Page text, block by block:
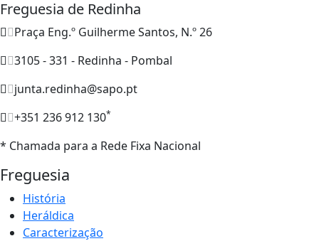
Freguesia de Redinha
Praça Eng.º Guilherme Santos, N.º 26
3105 - 331 - Redinha - Pombal
junta.redinha@sapo.pt
+351 236 912 130*
* Chamada para a Rede Fixa Nacional
Freguesia
História
Heráldica
Caracterização